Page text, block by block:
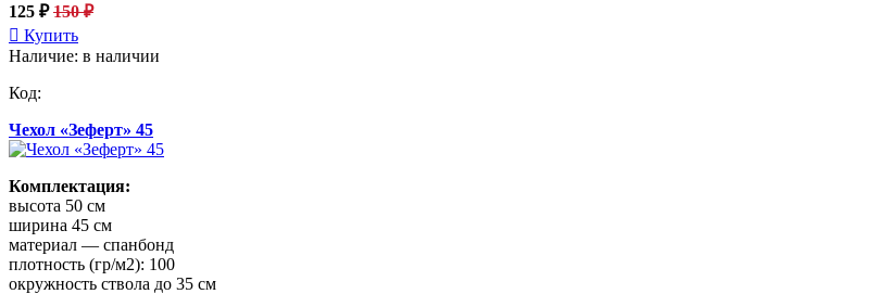
125 ₽ 150 ₽
Купить
Наличие: в наличии
Код:
Чехол «Зеферт» 45
Комплектация:
высота 50 см
ширина 45 см
материал — спанбонд
плотность (гр/м2): 100
окружность ствола до 35 см